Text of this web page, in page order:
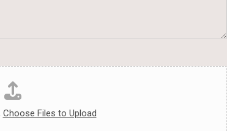
Choose Files to Upload